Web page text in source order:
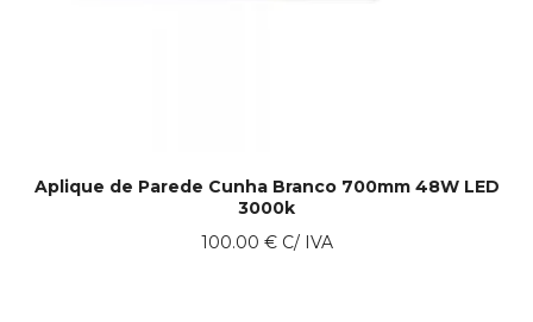
Aplique de Parede Cunha Branco 700mm 48W LED
3000k
100.00 €C/ IVA